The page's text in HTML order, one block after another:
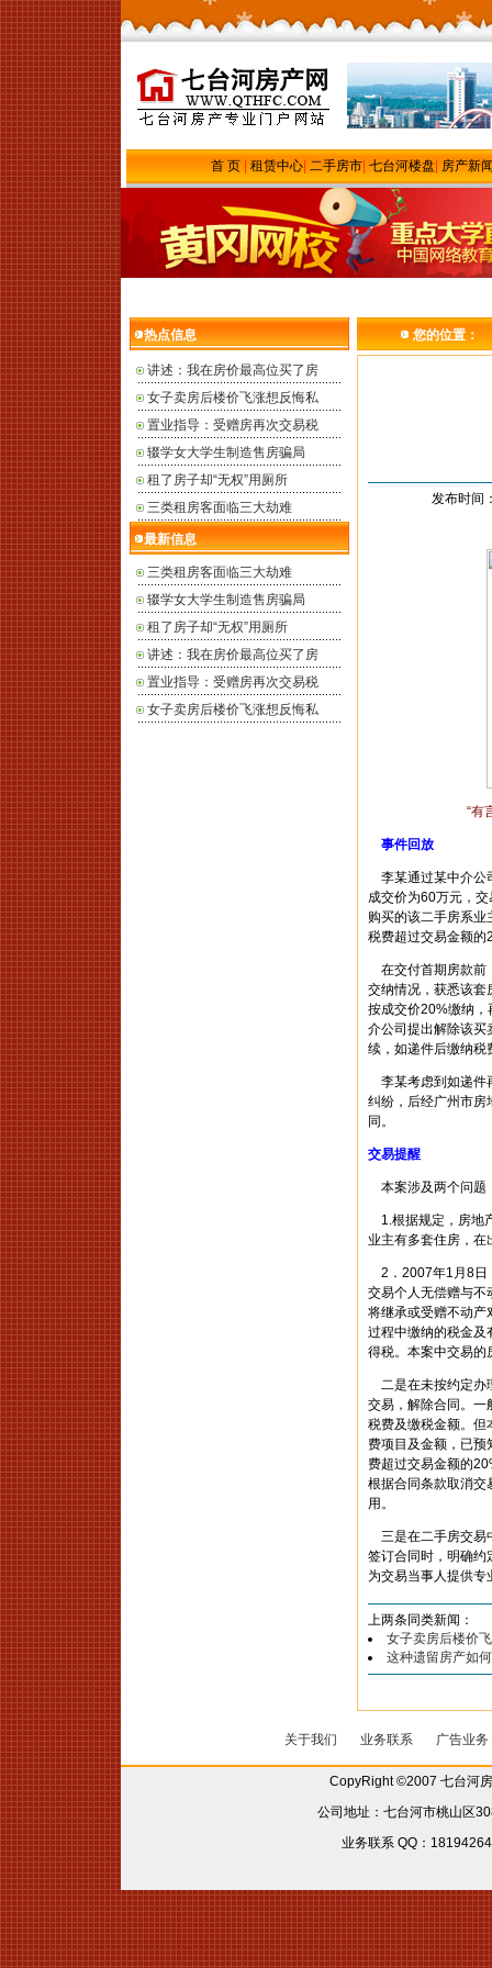
首 页| 租赁中心| 二手房市| 七台河楼盘 房产新
热点信息
讲述：我在房价最高位买了房
女子卖房后楼价飞涨想反悔私
置业指导：受赠房再次交易税
辍学女大学生制造售房骗局
租了房子却“无权”用厕所
三类租房客面临三大劫难
最新信息
三类租房客面临三大劫难
辍学女大学生制造售房骗局
租了房子却“无权”用厕所
讲述：我在房价最高位买了房
置业指导：受赠房再次交易税
女子卖房后楼价飞涨想反悔私
您的位置：
发布时间
“有
事件回放
李某通过某中介公
成交价为60万元，
购买的该二手房系业
税费超过交易金额的
在交付首期房款前
交纳情况，获悉该套
按成交价20%缴纳，
介公司提出解除该买
续，如递件后缴纳税
李某考虑到如递件
纠纷，后经广州市房
同。
交易提醒
本案涉及两个问题
1.根据规定，房地
业主有多套住房，在
2．2007年1月8日
交易个人无偿赠与不
将继承或受赠不动产
过程中缴纳的税金及
得税。本案中交易的
二是在未按约定办
交易，解除合同。一
税费及缴税金额。但
费项目及金额，已预
费超过交易金额的
根据合同条款取消交
用。
三是在二手房交易
签订合同时，明确约
为交易当事人提供
上两条同类新闻：
女子卖房后楼价
这种遗留房产如
关于我们 业务联系 广告业务
CopyRight ©2007 七台河
公司地址：七台河市桃山区
业务联系 QQ：